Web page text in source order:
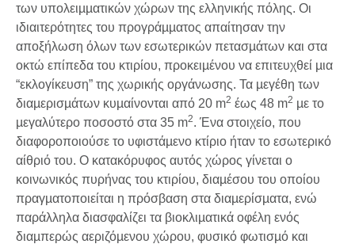
των υπολειµµατικών χώρων της ελληνικής πόλης. Οι
ιδιαιτερότητες του προγράµµατος απαίτησαν την
αποξήλωση όλων των εσωτερικών πετασµάτων και στα
οκτώ επίπεδα του κτιρίου, προκειµένου να επιτευχθεί µια
“εκλογίκευση” της χωρικής οργάνωσης. Τα µεγέθη των
διαµερισµάτων κυµαίνονται από 20 m2 έως 48 m2 µε το
µεγαλύτερο ποσοστό στα 35 m2. Ένα στοιχείο, που
διαφοροποιούσε το υφιστάµενο κτίριο ήταν το εσωτερικό
αίθριό του. Ο κατακόρυφος αυτός χώρος γίνεται ο
κοινωνικός πυρήνας του κτιρίου, διαµέσου του οποίου
πραγµατοποιείται η πρόσβαση στα διαµερίσµατα, ενώ
παράλληλα διασφαλίζει τα βιοκλιµατικά οφέλη ενός
διαµπερώς αεριζόµενου χώρου, φυσικό φωτισµό και